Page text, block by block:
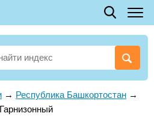
→ Республика Башкортостан →